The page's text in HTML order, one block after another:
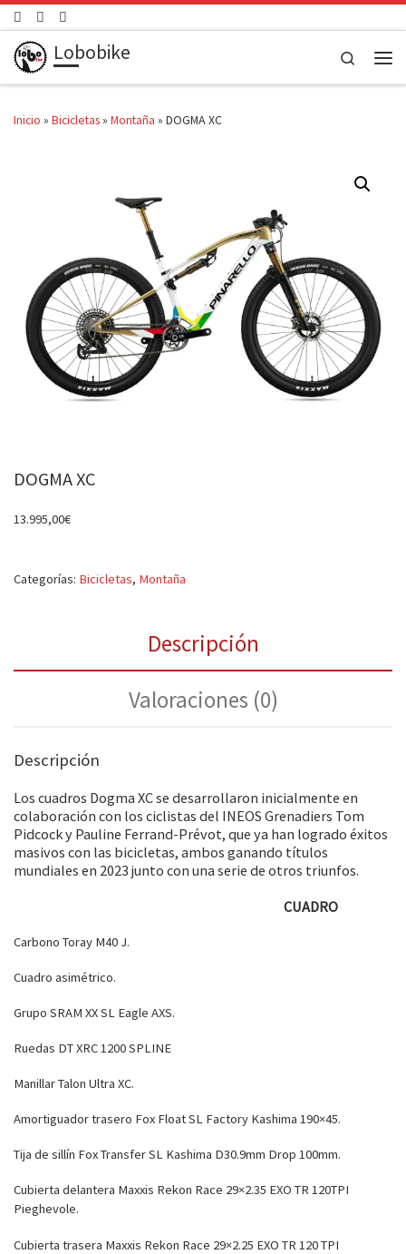
Saltar al contenido
Lobobike
Search
Inicio » Bicicletas» Montaña » DOGMA XC
DOGMA XC
13.995,00€
Categorías: Bicicletas, Montaña
Descripción
Valoraciones (0)
Descripción
Los cuadros Dogma XC se desarrollaron inicialmente en
colaboración con los ciclistas del INEOS Grenadiers Tom
Pidcock y Pauline Ferrand-Prévot, que ya han logrado éxitos
masivos con las bicicletas, ambos ganando títulos
mundiales en 2023 junto con una serie de otros triunfos.
CUADRO
Carbono Toray M40 J.
Cuadro asimétrico.
Grupo SRAM XX SL Eagle AXS.
Ruedas DT XRC 1200 SPLINE
Manillar Talon Ultra XC.
Amortiguador trasero Fox Float SL Factory Kashima 190×45.
Tija de sillín Fox Transfer SL Kashima D30.9mm Drop 100mm.
Cubierta delantera Maxxis Rekon Race 29×2.35 EXO TR 120TPI
Pieghevole.
Cubierta trasera Maxxis Rekon Race 29×2.25 EXO TR 120 TPI